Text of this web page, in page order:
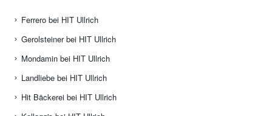
Ferrero bei HIT Ullrich
Gerolsteiner bei HIT Ullrich
Mondamin bei HIT Ullrich
Landliebe bei HIT Ullrich
Hit Bäckerei bei HIT Ullrich